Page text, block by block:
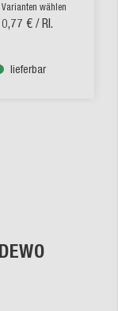
wählen
0,77 € / Rl.
lieferbar